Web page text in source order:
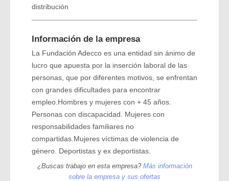
distribución
Información de la empresa
La Fundación Adecco es una entidad sin ánimo de
lucro que apuesta por la inserción laboral de las
personas, que por diferentes motivos, se enfrentan
con grandes dificultades para encontrar
empleo.Hombres y mujeres con + 45 años.
Personas con discapacidad. Mujeres con
responsabilidades familiares no
compartidas.Mujeres víctimas de violencia de
género. Deportistas y ex deportistas.
¿Buscas trabajo en esta empresa? Más información
sobre la empresa y sus ofertas